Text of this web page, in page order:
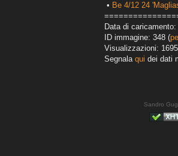
• Be 4/12 24
Data di
ID immagine: 348 (
Visualizzazioni: 1695
Segnala qui dei dati
Sandro